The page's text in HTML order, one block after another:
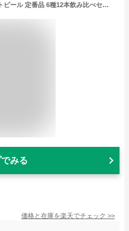
ビール お酒 FPBビール クラフトビール 定番品 6種12本飲み比べセット 缶350ml お酒 旧DHCビール お酒 新生活 入学祝い 卒業祝い 就職祝い 進学祝い
みる
価格と在庫を楽天でチェック >>